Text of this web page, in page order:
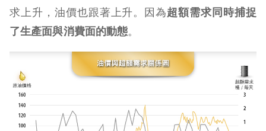
求上升，油價也跟著上升。因為超額需求同時捕捉
了生產面與消費面的動態。